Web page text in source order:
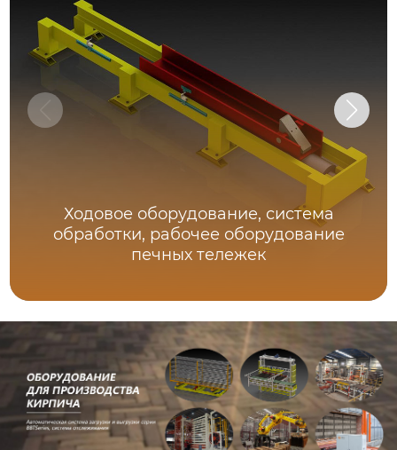
Ходовое оборудование, система
обработки, рабочее оборудование
печных тележек